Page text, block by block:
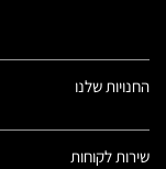
החנויות שלנו
שירות לקוחות